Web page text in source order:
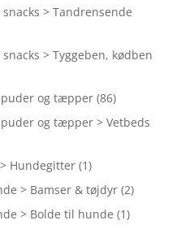
> Tandrensende
> Tyggeben, kødben
og tæpper (86)
og tæpper > Vetbeds
Hundegitter (1)
> Bamser & tøjdyr (2)
> Bolde til hunde (1)